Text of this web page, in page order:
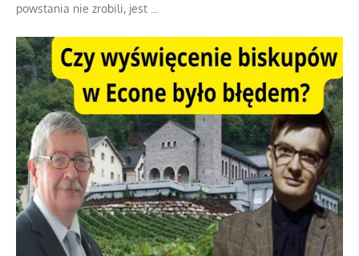
powstania nie zrobili, jest